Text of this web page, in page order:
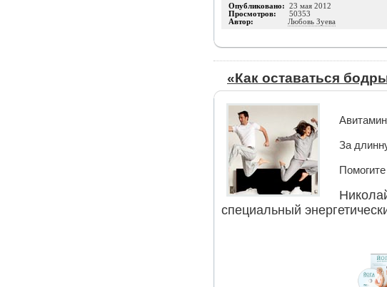
Опубликовано: 23 мая 2012
Просмотров: 50353
Автор: Любовь Зуева
«Как оставаться
За
специальный